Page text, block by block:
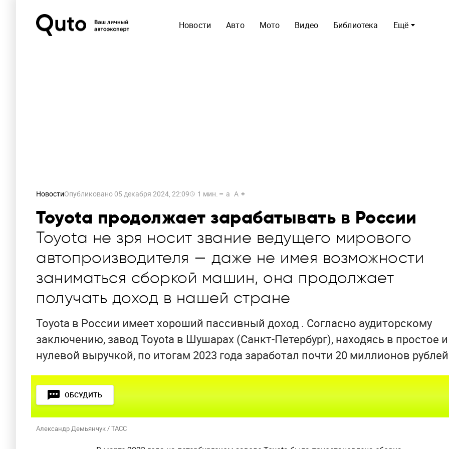
Ещё
Новости Авто Мото Видео Библиотека
НовостиОпубликовано 05 декабря 2024, 22:09 1 мин. a A
Toyota продолжает зарабатывать в России
Toyota не зря носит звание ведущего мирового
автопроизводителя — даже не имея возможности
заниматься сборкой машин, она продолжает
получать доход в нашей стране
Toyota в России имеет хороший пассивный доход . Согласно аудиторскому
заключению, завод Toyota в Шушарах (Санкт-Петербург), находясь в простое
нулевой выручкой, по итогам 2023 года заработал почти 20 миллионов
ОБСУДИТЬ
Александр Демьянчук / ТАСС